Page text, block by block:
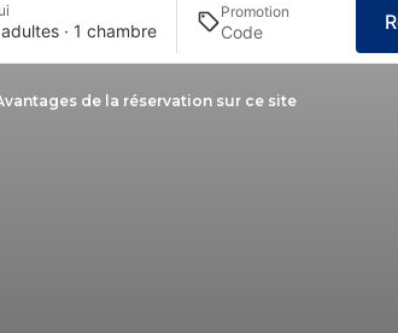
· 1 chambre
Promotion
de la réservation sur ce site